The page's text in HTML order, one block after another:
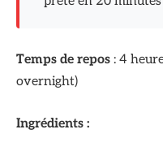
Temps de repos : 4
overnight)
Ingrédients :